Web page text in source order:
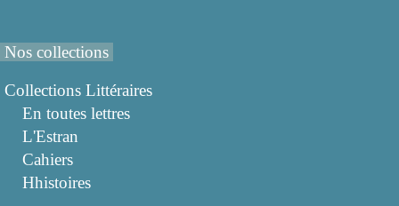
Nos collections
Collections Littéraires
En toutes lettres
L'Estran
Cahiers
Hhistoires